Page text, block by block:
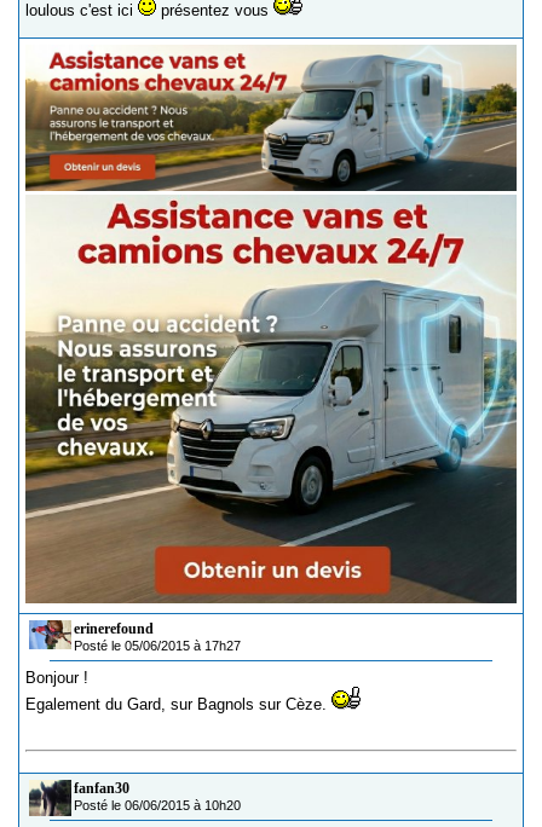
loulous c'est ici
présentez vous
erinerefound
Posté le 05/06/2015 à 17h27
Bonjour !
Egalement du Gard, sur Bagnols sur Cèze.
fanfan30
Posté le 06/06/2015 à 10h20